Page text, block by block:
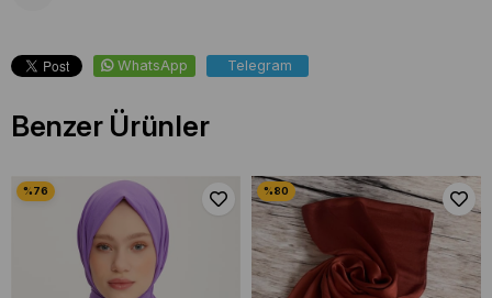
WhatsApp Telegram
Benzer Ürünler